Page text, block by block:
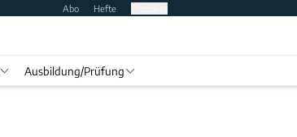
Abo Hefte
Ausbildung/Prüfung